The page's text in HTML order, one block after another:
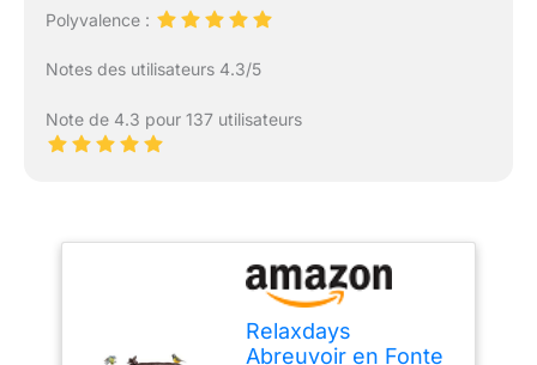
Polyvalence :
Notes des utilisateurs 4.3/5
Note de 4.3 pour 137 utilisateurs
Relaxdays
Abreuvoir en Fonte